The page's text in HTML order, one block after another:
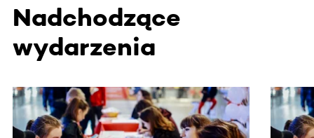
Nadchodzące
wydarzenia
Ta sekcja zawiera treści przewijane w poziomie. Użyj